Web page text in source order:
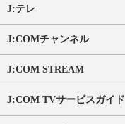
J:テレ
J:COMチャンネル
J:COM STREAM
J:COM TVサービスガイド